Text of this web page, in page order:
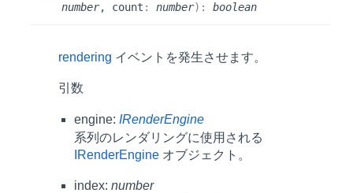
number, count : number) : boolean
rendering イベントを発生させます。
引数
engine: IRenderEngine
系列のレンダリングに使用される
IRenderEngine オブジェクト。
index: number